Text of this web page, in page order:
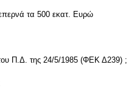
τα 500 εκατ. Ευρώ
Π.Δ. της 24/5/1985 (ΦΕΚ Δ239) ;